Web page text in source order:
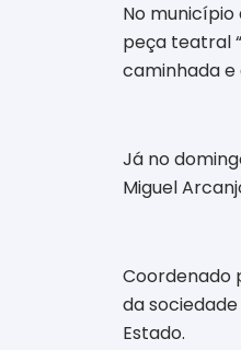
No município
peça teatral
caminhada e
Já no
Miguel
Coordenado
da
Estado.